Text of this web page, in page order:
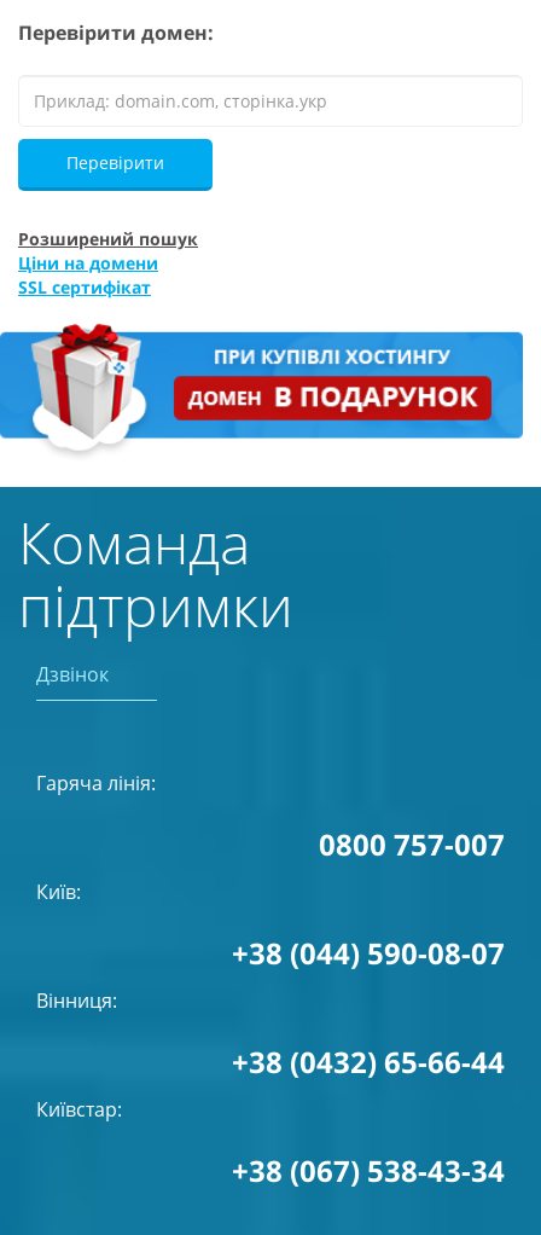
Перевірити домен:
Перевірити
Розширений пошук
Ціни на домени
SSL сертифікат
Команда
підтримки
Дзвінок
Гаряча лінія:
0800 757-007
Київ:
+38 (044) 590-08-07
Вінниця:
+38 (0432) 65-66-44
Київстар:
+38 (067) 538-43-34